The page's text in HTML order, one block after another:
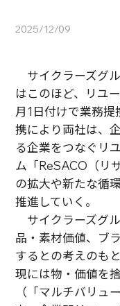
2025/12/09
サイクラーズグ
はこのほど、リユ
月1日付けで業務
携により両社は、
る企業をつなぐリ
ム「ReSACO（リ
の拡大や新たな循
推進していく。
サイクラーズグ
品・素材価値、ブ
するとの考えのも
現には物・価値を
（「マルチバリュ